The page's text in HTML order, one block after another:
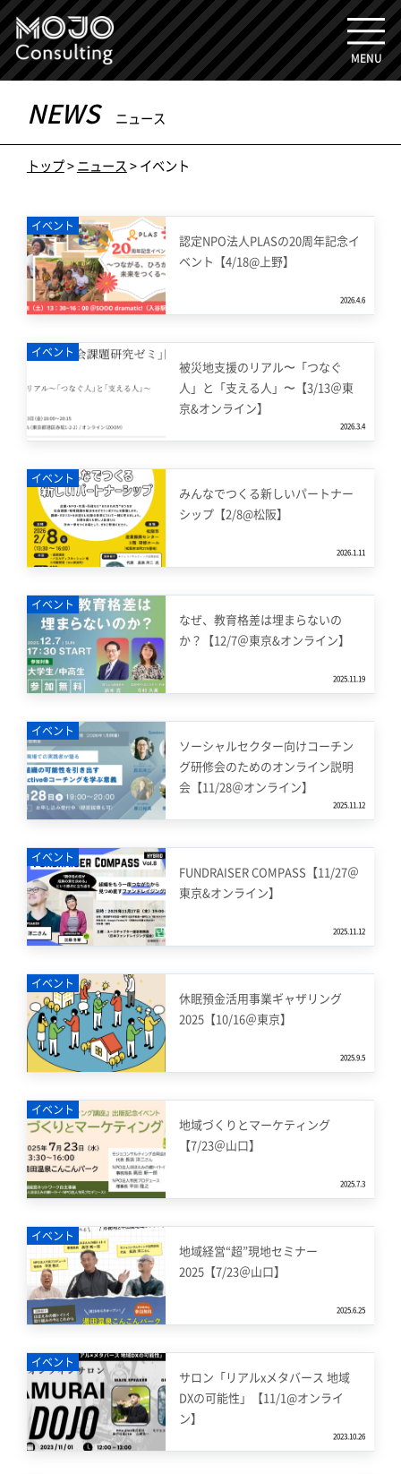
MENU
NEWS ニュース
トップ>ニュース >イベント
イベント
認定NPO法人PLASの20周年記念イ
ベント【4/18@上野】
2026.4.6
イベント
被災地支援のリアル〜「つなぐ
人」と「支える人」〜【3/13＠東
京&オンライン】
2026.3.4
イベント
みんなでつくる新しいパートナー
シップ【2/8@松阪】
2026.1.11
イベント
なぜ、教育格差は埋まらないの
か？【12/7＠東京&オンライン】
2025.11.19
イベント
ソーシャルセクター向けコーチン
グ研修会のためのオンライン説明
会【11/28＠オンライン】
2025.11.12
イベント
FUNDRAISER COMPASS【11/27＠
東京&オンライン】
2025.11.12
イベント
休眠預金活用事業ギャザリング
2025【10/16＠東京】
2025.9.5
イベント
地域づくりとマーケティング
【7/23＠山口】
2025.7.3
イベント
地域経営“超”現地セミナー
2025【7/23＠山口】
2025.6.25
イベント
サロン「リアルxメタバース 地域
DXの可能性」【11/1@オンライ
ン】
2023.10.26